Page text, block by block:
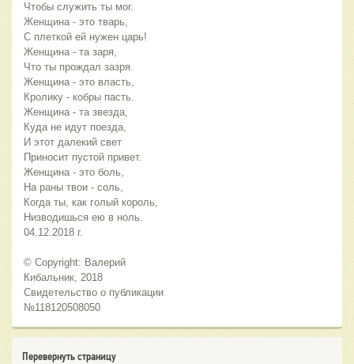
Чтобы служить ты мог.
Женщина - это тварь,
С плеткой ей нужен царь!
Женщина - та заря,
Что ты прождал зазря.
Женщина - это власть,
Кролику - кобры пасть.
Женщина - та звезда,
Куда не идут поезда,
И этот далекий свет
Приносит пустой привет.
Женщина - это боль,
На раны твои - соль,
Когда ты, как голый король,
Низводишься ею в ноль.
04.12.2018 г.
© Copyright: Валерий
Кибальник, 2018
Свидетельство о публикации
№118120508050
Перевернуть страницу